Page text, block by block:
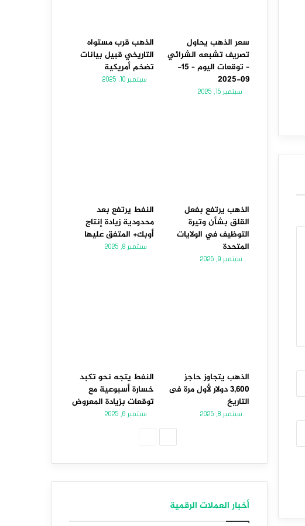
سعر الذهب يحاول
تصريف تشبعه الشرائي
– توقعات اليوم – 15-
09-2025
سبتمبر 15, 2025
الذهب قرب مستواه
التاريخي قبيل بيانات
تضخم أمريكية
سبتمبر 10, 2025
الذهب يرتفع بفعل
القلق بشأن وتيرة
التوظيف في الولايات
المتحدة
سبتمبر 9, 2025
النفط يرتفع بعد
محدودية زيادة إنتاج
أوبك+ المتفق عليها
سبتمبر 8, 2025
الذهب يتجاوز حاجز
3,600 دولار لأول مرة فى
التاريخ
سبتمبر 8, 2025
النفط يتجه نحو تكبد
خسارة أسبوعية مع
توقعات بزيادة المعروض
سبتمبر 6, 2025
أخبار العملات الرقمية